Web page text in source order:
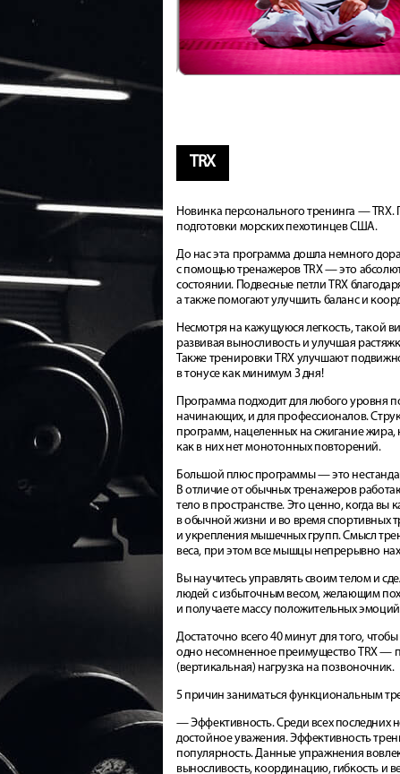
TRX
Новинка персонального тренинга —
подготовки морских пехотинцев США.
До нас эта программа дошла немного
с помощью тренажеров TRX — это
состоянии. Подвесные петли TRX
а также помогают улучшить баланс и
Несмотря на кажущуюся легкость, такой
развивая выносливость и улучшая
Также тренировки TRX улучшают
в тонусе как минимум 3 дня!
Программа подходит для любого уровня
начинающих, и для профессионалов.
программ, нацеленных на сжигание
как в них нет монотонных повторений.
Большой плюс программы — это
В отличие от обычных тренажеров
тело в пространстве. Это ценно, когда вы
в обычной жизни и во время спортивных
и укрепления мышечных групп. Смысл
веса, при этом все мышцы непрерывно
Вы научитесь управлять своим телом и
людей с избыточным весом, желающим
и получаете массу положительных
Достаточно всего 40 минут для того,
одно несомненное преимущество TRX —
(вертикальная) нагрузка на позвоночник.
5 причин заниматься функциональным
— Эффективность. Среди всех последних
достойное уважения. Эффективность
популярность. Данные упражнения
выносливость, координацию, гибкость и